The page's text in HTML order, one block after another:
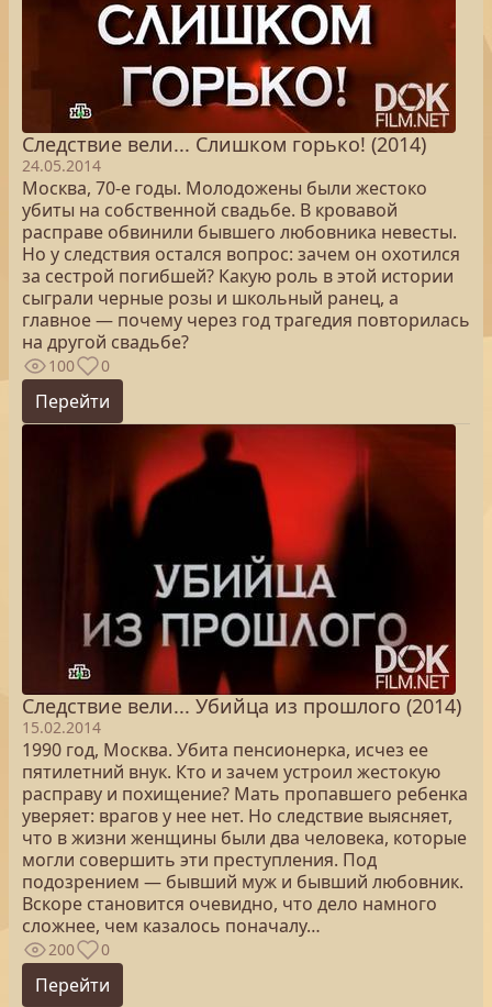
Следствие вели... Слишком горько! (2014)
24.05.2014
Москва, 70-е годы. Молодожены были жестоко
убиты на собственной свадьбе. В кровавой
расправе обвинили бывшего любовника невесты.
Но у следствия остался вопрос: зачем он охотился
за сестрой погибшей? Какую роль в этой истории
сыграли черные розы и школьный ранец, а
главное — почему через год трагедия повторилась
на другой свадьбе?
100 0
Перейти
Следствие вели... Убийца из прошлого (2014)
15.02.2014
1990 год, Москва. Убита пенсионерка, исчез ее
пятилетний внук. Кто и зачем устроил жестокую
расправу и похищение? Мать пропавшего ребенка
уверяет: врагов у нее нет. Но следствие выясняет,
что в жизни женщины были два человека, которые
могли совершить эти преступления. Под
подозрением — бывший муж и бывший любовник.
Вскоре становится очевидно, что дело намного
сложнее, чем казалось поначалу…
200 0
Перейти